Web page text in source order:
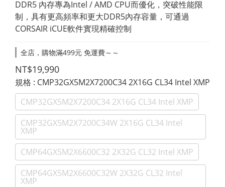
DDR5 內存專為Intel / AMD CPU而優化，突破性能限
制，具有更高頻率和更大DDR5內存容量，可通過
CORSAIR iCUE軟件實現精確控制
全店，購物滿499元 免運費～～
NT$19,990
規格 : CMP32GX5M2X7200C34 2X16G CL34 Intel XMP
CMP32GX5M2X7200C34 2X16G CL34 Intel XMP
CMP32GX5M2X7200C34W 2X16G CL34 Intel
XMP
CMP64GX5M2X6600C32 2X32G CL32 Intel XMP
CMP64GX5M2X6600C32W 2X32G CL32 Intel
XMP